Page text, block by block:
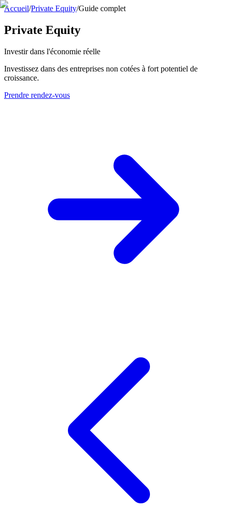
Accueil/Private Equity/Guide complet
Private Equity
Investir dans l'économie réelle
Investissez dans des entreprises non cotées à fort potentiel de
croissance.
Prendre rendez-vous